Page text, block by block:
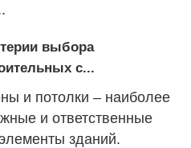
выбора
с...
и потолки – наиболее
и ответственные
зданий.